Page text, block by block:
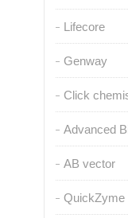
Lifecore
Genway
Click
Advanced
AB vector
QuickZyme